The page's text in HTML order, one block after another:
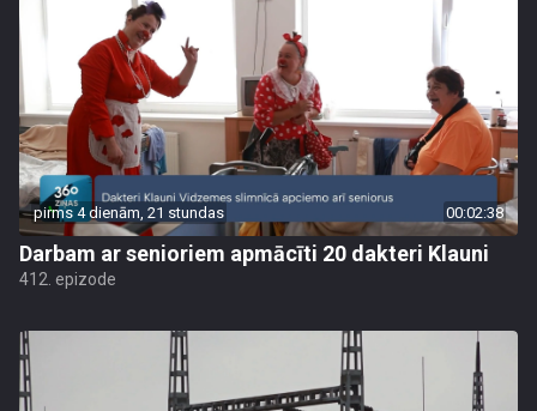
pirms 4 dienām, 21 stundas 00:02:38
Darbam ar senioriem apmācīti 20 dakteri Klauni
412. epizode